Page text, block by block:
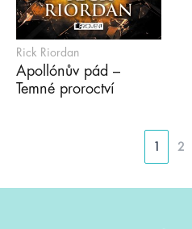
Rick Riordan
Apollónův pád –
Temné proroctví
2